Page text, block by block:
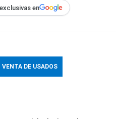
en
VENTA DE USADOS